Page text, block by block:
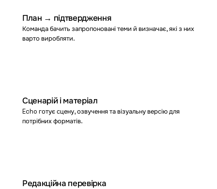
План → підтвердження
Команда бачить запропоновані теми й визначає, які з них
варто виробляти.
Сценарій і матеріал
Echo готує сцену, озвучення та візуальну версію для
потрібних форматів.
Редакційна перевірка